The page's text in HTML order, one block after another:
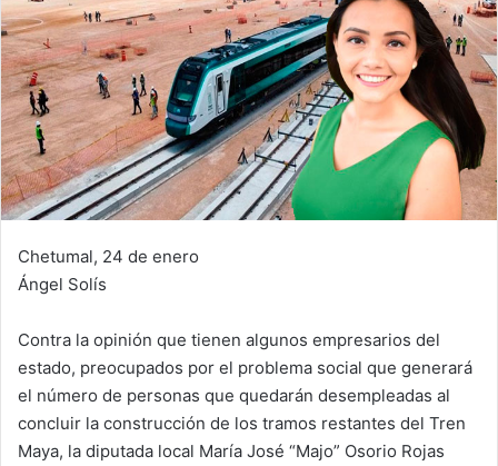
Chetumal, 24 de enero
Ángel Solís
Contra la opinión que tienen algunos empresarios del
estado, preocupados por el problema social que generará
el número de personas que quedarán desempleadas al
concluir la construcción de los tramos restantes del Tren
Maya, la diputada local María José “Majo” Osorio Rojas